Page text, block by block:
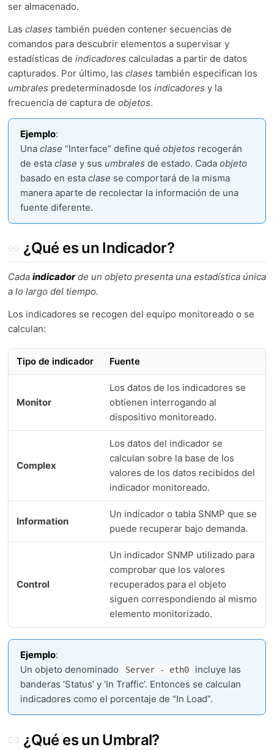
ser almacenado.
Las clases también pueden contener secuencias de
comandos para descubrir elementos a supervisar y
estadísticas de indicadores calculadas a partir de datos
capturados. Por último, las clases también especifican los
umbrales predeterminadosde los indicadores y la
frecuencia de captura de objetos.
Ejemplo:
Una clase “Interface” define qué objetos recogerán
de esta clase y sus umbrales de estado. Cada objeto
basado en esta clase se comportará de la misma
manera aparte de recolectar la información de una
fuente diferente.
¿Qué es un Indicador?
Cada indicadorde un objetopresenta una estadística única
a lo largo del tiempo.
Los indicadores se recogen del equipo monitoreado o se
calculan:
Tipo de indicador Fuente
Monitor
Los datos de los indicadores se
obtienen interrogando al
dispositivo monitoreado.
Complex
Los datos del indicador se
calculan sobre la base de los
valores de los datos recibidos del
indicador monitoreado.
Information
Un indicador o tabla SNMP que se
puede recuperar bajo demanda.
Control
Un indicador SNMP utilizado para
comprobar que los valores
recuperados para el objeto
siguen correspondiendo al mismo
elemento monitorizado.
Ejemplo:
Un objeto denominado
Server - eth0
incluye las
banderas ‘Status’ y ‘In Traffic’. Entonces se calculan
indicadores como el porcentaje de “In Load”.
¿Qué es un Umbral?